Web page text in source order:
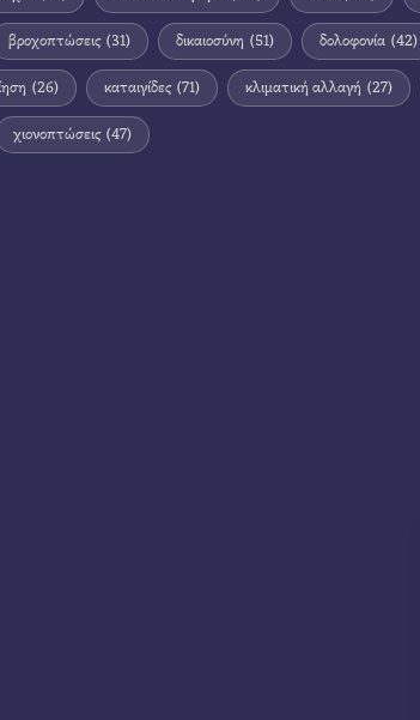
βροχοπτώσεις (31) δικαιοσύνη (51) δολοφονία (42)
(26) καταιγίδες (71) κλιματική αλλαγή (27)
χιονοπτώσεις (47)